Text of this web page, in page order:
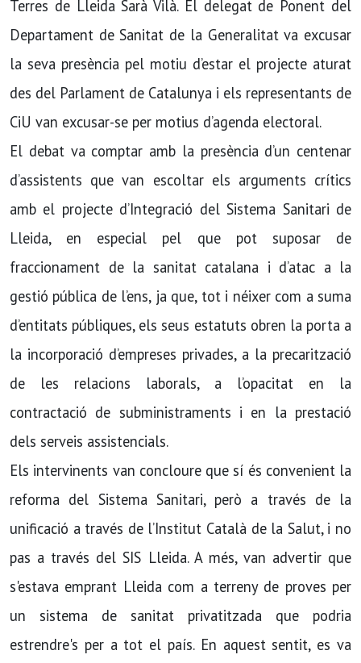
Terres de Lleida Sarà Vilà. El delegat de Ponent del
Departament de Sanitat de la Generalitat va excusar
la seva presència pel motiu d’estar el projecte aturat
des del Parlament de Catalunya i els representants de
CiU van excusar-se per motius d’agenda electoral.
El debat va comptar amb la presència d’un centenar
d’assistents que van escoltar els arguments crítics
amb el projecte d’Integració del Sistema Sanitari de
Lleida, en especial pel que pot suposar de
fraccionament de la sanitat catalana i d’atac a la
gestió pública de l’ens, ja que, tot i néixer com a suma
d’entitats públiques, els seus estatuts obren la porta a
la incorporació d’empreses privades, a la precarització
de les relacions laborals, a l’opacitat en la
contractació de subministraments i en la prestació
dels serveis assistencials.
Els intervinents van concloure que sí és convenient la
reforma del Sistema Sanitari, però a través de la
unificació a través de l’Institut Català de la Salut, i no
pas a través del SIS Lleida. A més, van advertir que
s'estava emprant Lleida com a terreny de proves per
un sistema de sanitat privatitzada que podria
estrendre's per a tot el país. En aquest sentit, es va